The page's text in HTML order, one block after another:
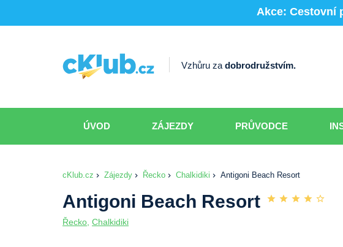
Akce: Cestovní
Vzhůru zadobrodružstvím.
ÚVOD ZÁJEZDY PRŮVODCE
cKlub.cz Zájezdy Řecko Chalkidiki Antigoni Beach Resort
Antigoni Beach Resort
Řecko Chalkidiki